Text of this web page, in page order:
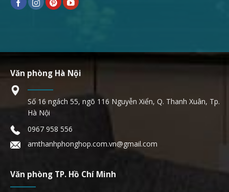
Văn phòng Hà Nội
Số 16 ngách 55, ngõ 116 Nguyễn Xiển, Q. Thanh Xuân, Tp.
Hà Nội
0967 958 556
amthanhphonghop.com.vn@gmail.com
Văn phòng TP. Hồ Chí Minh